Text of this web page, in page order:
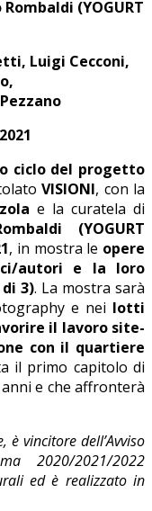
(YOGURT
Luigi Cecconi,
2021
ciclo del progetto
VISIONI, con la
e la curatela di
(YOGURT
, in mostra le opere
autori e la loro
3). La mostra sarà
e nei lotti
il lavoro site-
con il quartiere
il primo capitolo di
e che affronterà
vincitore dell’Avviso
2020/2021/2022
ed è realizzato in